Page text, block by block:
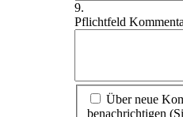
9.
Pflichtfeld
Über neue
benachrichtigen